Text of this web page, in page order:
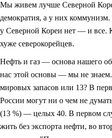
Мы живем лучше Северной
демократия, а у них коммунизм.
у Северной Кореи нет — и все.
хуже северокорейцев.
Нефть и газ — основа нашего
нас этой основы — мы не
мировых запасов или 13? В
России могут ни о чем не
(13 %) — целых 40. В первом
жить без экспорта нефти, во